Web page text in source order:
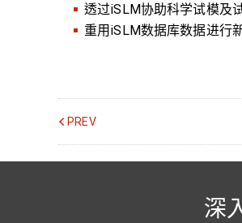
透过iSLM协助科学试模及
重用iSLM数据库数据进行
PREV
深